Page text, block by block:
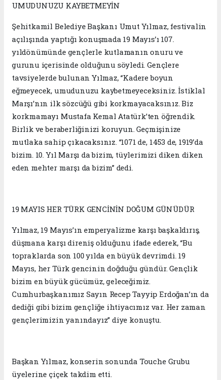
UMUDUNUZU KAYBETMEYİN
Şehitkamil Belediye Başkanı Umut Yılmaz, festivalin
açılışında yaptığı konuşmada 19 Mayıs’ı 107.
yıldönümünde gençlerle kutlamanın onuru ve
gurunu içerisinde olduğunu söyledi. Gençlere
tavsiyelerde bulunan Yılmaz, “Kadere boyun
eğmeyecek, umudunuzu kaybetmeyeceksiniz. İstiklal
Marşı’nın ilk sözcüğü gibi korkmayacaksınız. Biz
korkmamayı Mustafa Kemal Atatürk’ten öğrendik.
Birlik ve beraberliğinizi koruyun. Geçmişinize
mutlaka sahip çıkacaksınız. “1071 de, 1453 de, 1919’da
bizim. 10. Yıl Marşı da bizim, tüylerimizi diken diken
eden mehter marşı da bizim” dedi.
19 MAYIS HER TÜRK GENCİNİN DOĞUM GÜNÜDÜR
Yılmaz, 19 Mayıs’ın emperyalizme karşı başkaldırış,
düşmana karşı direniş olduğunu ifade ederek, “Bu
topraklarda son 100 yılda en büyük devrimdi. 19
Mayıs, her Türk gencinin doğduğu gündür. Gençlik
bizim en büyük gücümüz, geleceğimiz.
Cumhurbaşkanımız Sayın Recep Tayyip Erdoğan’ın da
dediği gibi bizim gençliğe ihtiyacımız var. Her zaman
gençlerimizin yanındayız” diye konuştu.
Başkan Yılmaz, konserin sonunda Touche Grubu
üyelerine çiçek takdim etti.